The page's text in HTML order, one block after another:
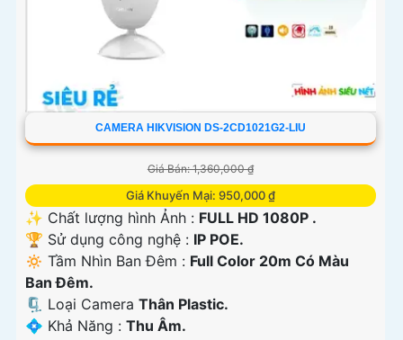
CAMERA HIKVISION DS-2CD1021G2-LIU
Giá Bán: 1,360,000 ₫
Giá Khuyến Mại: 950,000 ₫
✨ Chất lượng hình Ảnh : FULL HD 1080P .
🏆 Sử dụng công nghệ : IP POE.
🔅 Tầm Nhìn Ban Đêm : Full Color 20m Có Màu
Ban Ðêm.
🗜️ Loại Camera Thân Plastic.
️💠 Khả Năng : Thu Âm.